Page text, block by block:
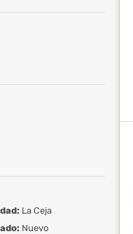
La Ceja
Nuevo